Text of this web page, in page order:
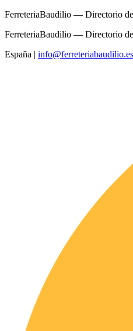
FerreteriaBaudilio — Directorio de
FerreteriaBaudilio — Directorio de
España | info@ferreteriabaudilio.es